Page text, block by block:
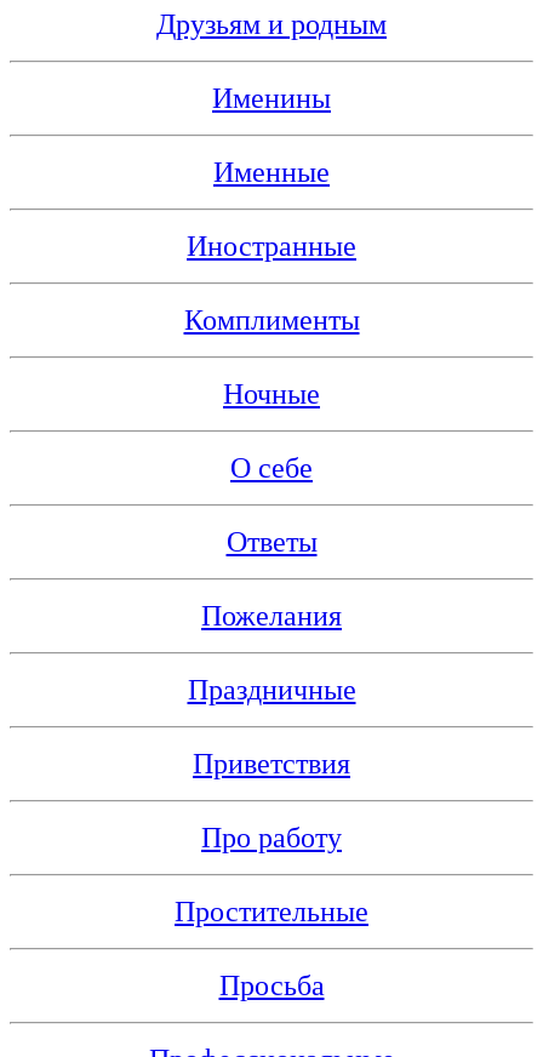
Друзьям и родным
Именины
Именные
Иностранные
Комплименты
Ночные
О себе
Ответы
Пожелания
Праздничные
Приветствия
Про работу
Простительные
Просьба